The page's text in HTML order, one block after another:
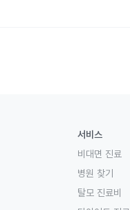
서비스
비대면 진료
병원 찾기
탈모 진료비